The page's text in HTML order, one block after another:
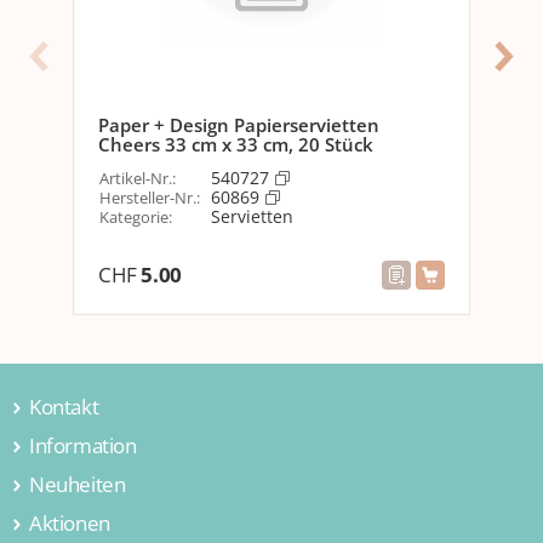
33 cm x 33 cm
Optik
Blume
Detailfarbe
Mehrfarbig
Anzahl Lagen
3
Gewicht
Volumen
Paper + Design Papierservietten
Cheers 33 cm x 33 cm, 20 Stück
Artikel-Nr.: 540727
Hersteller-Nr.: 60869
Kategorie: Servietten
CHF5.00
Kontakt
Jamei AG
Hintermättlistrasse 3
Schweiz
Information
Über uns
Kontakt
Neuheiten
Wohnen & Einrichten
Aktionen